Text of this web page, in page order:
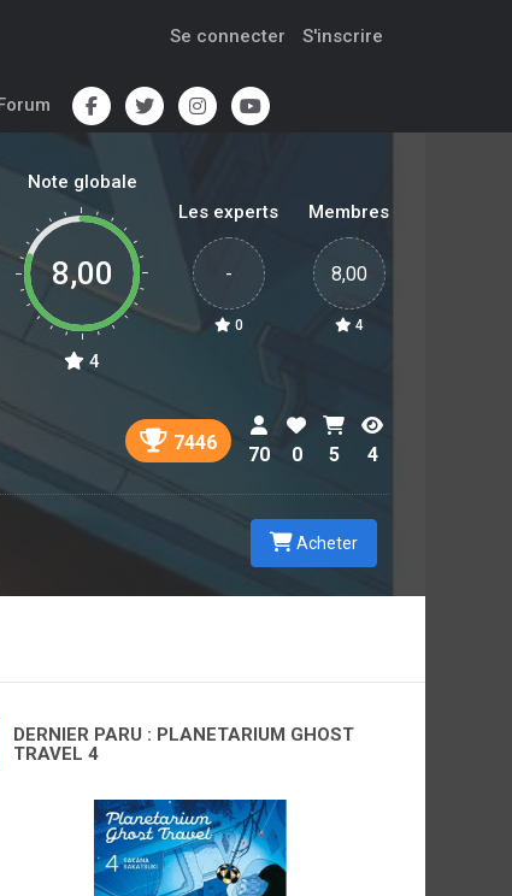
Se connecter S'inscrire
Note globale
8,00
4
Les experts
-
0
Membres
8,00
4
7446
70 0 5 4
Acheter
DERNIER PARU : PLANETARIUM GHOST
TRAVEL 4